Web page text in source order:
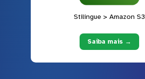
Stilingue > Amazon S3
Saiba mais →